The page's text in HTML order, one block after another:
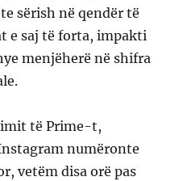
sërish në qendër të
e saj të forta, impakti
menjëherë në shifra
të Prime-t,
numëronte
vetëm disa orë pas